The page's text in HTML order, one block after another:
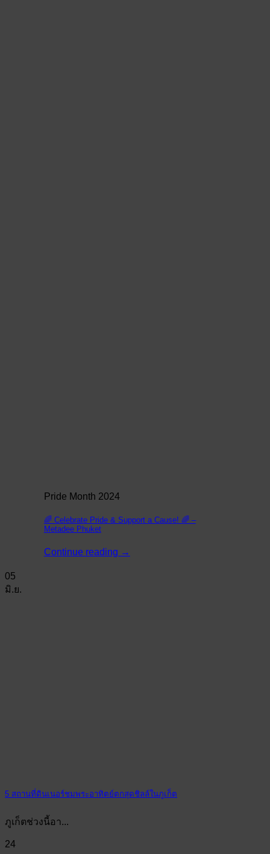
Pride Month 2024
🌈 Celebrate Pride & Support a Cause! 🌈 –
Metadee Phuket
Continue reading →
05
มิ.ย.
5 สถานที่ดินเนอร์ชมพระอาทิตย์ตกสุดชิลล์ในภูเก็ต
ภูเก็ตช่วงนี้อา...
24